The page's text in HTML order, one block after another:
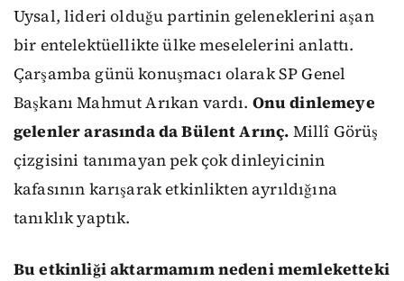
Uysal, lideri olduğu partinin geleneklerini aşan
bir entelektüellikte ülke meselelerini anlattı.
Çarşamba günü konuşmacı olarak SP Genel
Başkanı Mahmut Arıkan vardı. Onu dinlemeye
gelenler arasında da Bülent Arınç. Millî Görüş
çizgisini tanımayan pek çok dinleyicinin
kafasının karışarak etkinlikten ayrıldığına
tanıklık yaptık.
Bu etkinliği aktarmamım nedeni memleketteki